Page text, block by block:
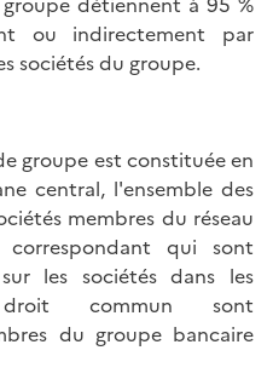
ou indirectement par
sociétés du groupe.
groupe est constituée en
central, l'ensemble des
membres du réseau
correspondant qui sont
les sociétés dans les
commun sont
du groupe bancaire